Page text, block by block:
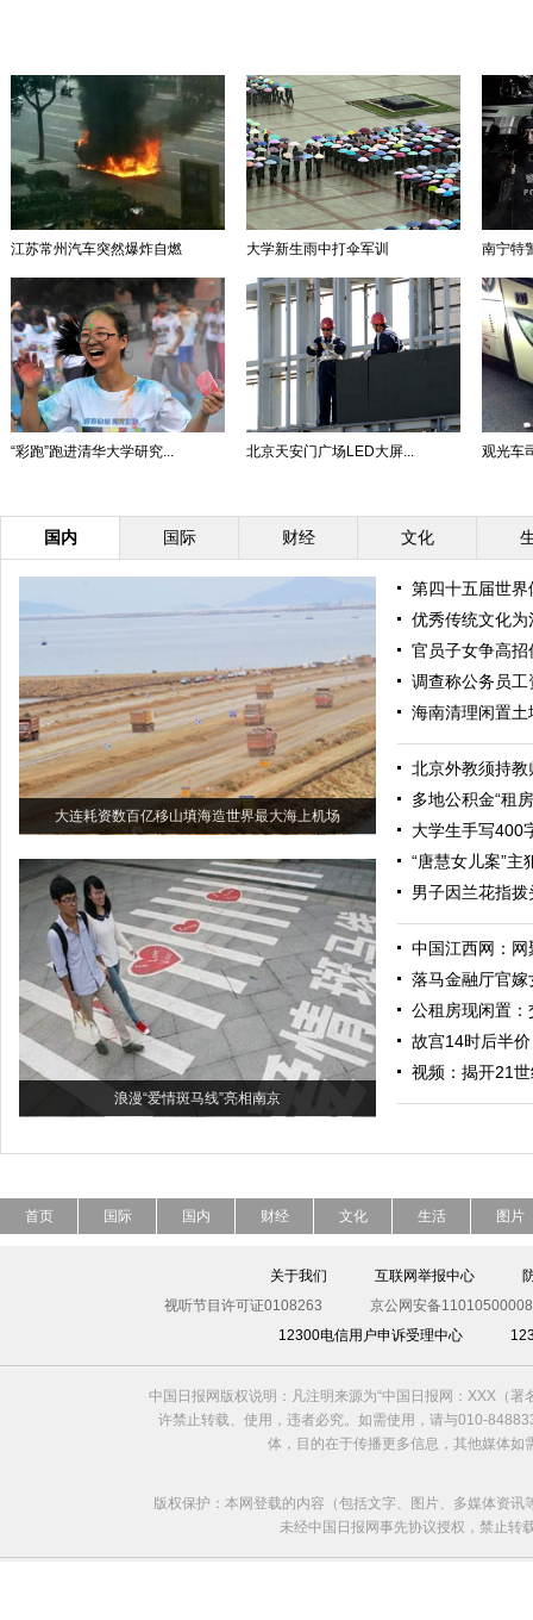
江苏常州汽车突然爆炸自燃 大学新生雨中打伞军训 南宁特
“彩跑”跑进清华大学研究... 北京天安门广场LED大屏... 观光车
国内 国际 财经 文化
大连耗资数百亿移山填海造世界最大海上机场
浪漫“爱情斑马线”亮相南京
第四十五届世界
优秀传统文化
官员子女争高
调查称公务员
海南清理闲置
北京外教须持
多地公积金“租
大学生手写400
“唐慧女儿案”主
男子因兰花指
中国江西网：
落马金融厅官
公租房现闲置
故宫14时后半
视频：揭开21
首页 国际 国内 财经 文化 生活 图片
关于我们 互联网举报中心
视听节目许可证0108263
京公网安备
12300电信用户申诉受理中心
中国日报网版权说明：凡注明来源为“中国日报网：XXX（
许禁止转载、使用，违者必究。如需使用，请与010-
体，目的在于传播更多信息，其他媒体
版权保护：本网登载的内容（包括文字、图片、多媒体资
未经中国日报网事先协议授权，禁止转